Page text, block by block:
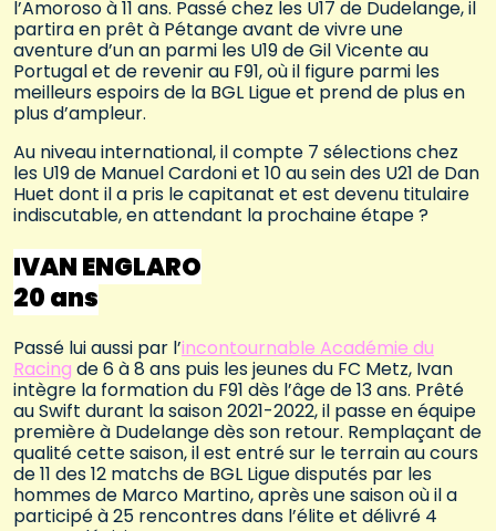
l’Amoroso à 11 ans. Passé chez les U17 de Dudelange, il
partira en prêt à Pétange avant de vivre une
aventure d’un an parmi les U19 de Gil Vicente au
Portugal et de revenir au F91, où il figure parmi les
meilleurs espoirs de la BGL Ligue et prend de plus en
plus d’ampleur.
Au niveau international, il compte 7 sélections chez
les U19 de Manuel Cardoni et 10 au sein des U21 de Dan
Huet dont il a pris le capitanat et est devenu titulaire
indiscutable, en attendant la prochaine étape ?
IVAN ENGLARO
20 ans
Passé lui aussi par l’incontournable Académie du
Racing de 6 à 8 ans puis les jeunes du FC Metz, Ivan
intègre la formation du F91 dès l’âge de 13 ans. Prêté
au Swift durant la saison 2021-2022, il passe en équipe
première à Dudelange dès son retour. Remplaçant de
qualité cette saison, il est entré sur le terrain au cours
de 11 des 12 matchs de BGL Ligue disputés par les
hommes de Marco Martino, après une saison où il a
participé à 25 rencontres dans l’élite et délivré 4